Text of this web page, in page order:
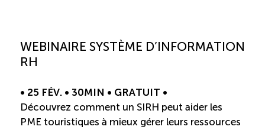
Programme de francisation
Métiers et carrières en tourisme
Norme entretien ménager
WEBINAIRE SYSTÈME D’INFORMATION
RH
• 25 FÉV. • 30MIN • GRATUIT •
Découvrez comment un SIRH peut aider les
PME touristiques à mieux gérer leurs ressources